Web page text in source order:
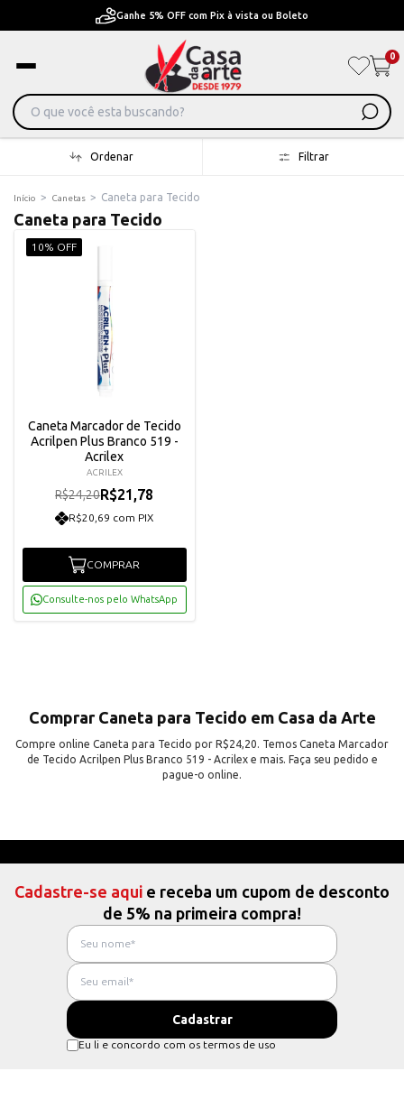
Ganhe 5% OFF com Pix à vista ou Boleto
0
Ordenar Filtrar
Início > Canetas > Caneta para Tecido
Caneta para Tecido
10% OFF
Caneta Marcador de Tecido
Acrilpen Plus Branco 519 -
Acrilex
ACRILEX
R$24,20R$21,78
R$20,69 com PIX
COMPRAR
Consulte-nos pelo WhatsApp
Comprar Caneta para Tecido em Casa da Arte
Compre online Caneta para Tecido por R$24,20. Temos Caneta Marcador
de Tecido Acrilpen Plus Branco 519 - Acrilex e mais. Faça seu pedido e
pague-o online.
Cadastre-se aqui e receba um cupom de desconto
de 5% na primeira compra!
Eu li e concordo com os termos de uso